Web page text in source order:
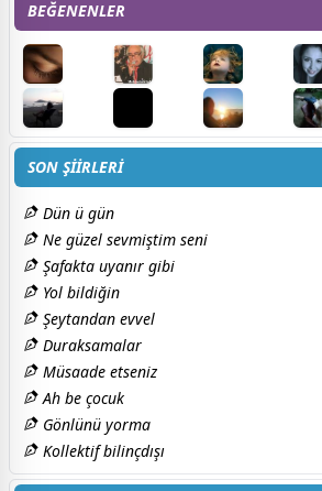
BEĞENENLER
SON ŞİİRLERİ
Dün ü gün
Ne güzel sevmiştim seni
Şafakta uyanır gibi
Yol bildiğin
Şeytandan evvel
Duraksamalar
Müsaade etseniz
Ah be çocuk
Gönlünü yorma
Kollektif bilinçdışı